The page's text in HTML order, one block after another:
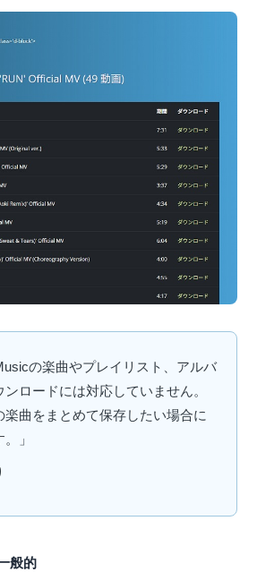
の楽曲やプレイリスト、アルバ
ロードには対応していません。
楽曲をまとめて保存したい場合に
」
般的